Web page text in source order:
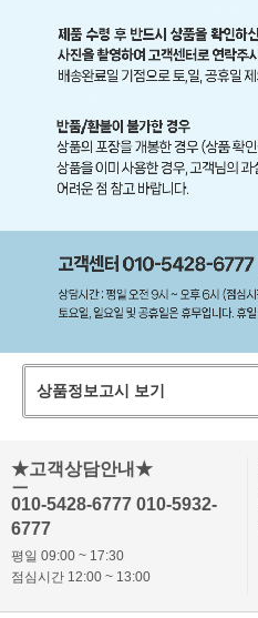
상품정보고시 보기
★고객상담안내★
ㅡ
010-5428-6777 010-5932-
6777
평일 09:00 ~ 17:30
점심시간 12:00 ~ 13:00